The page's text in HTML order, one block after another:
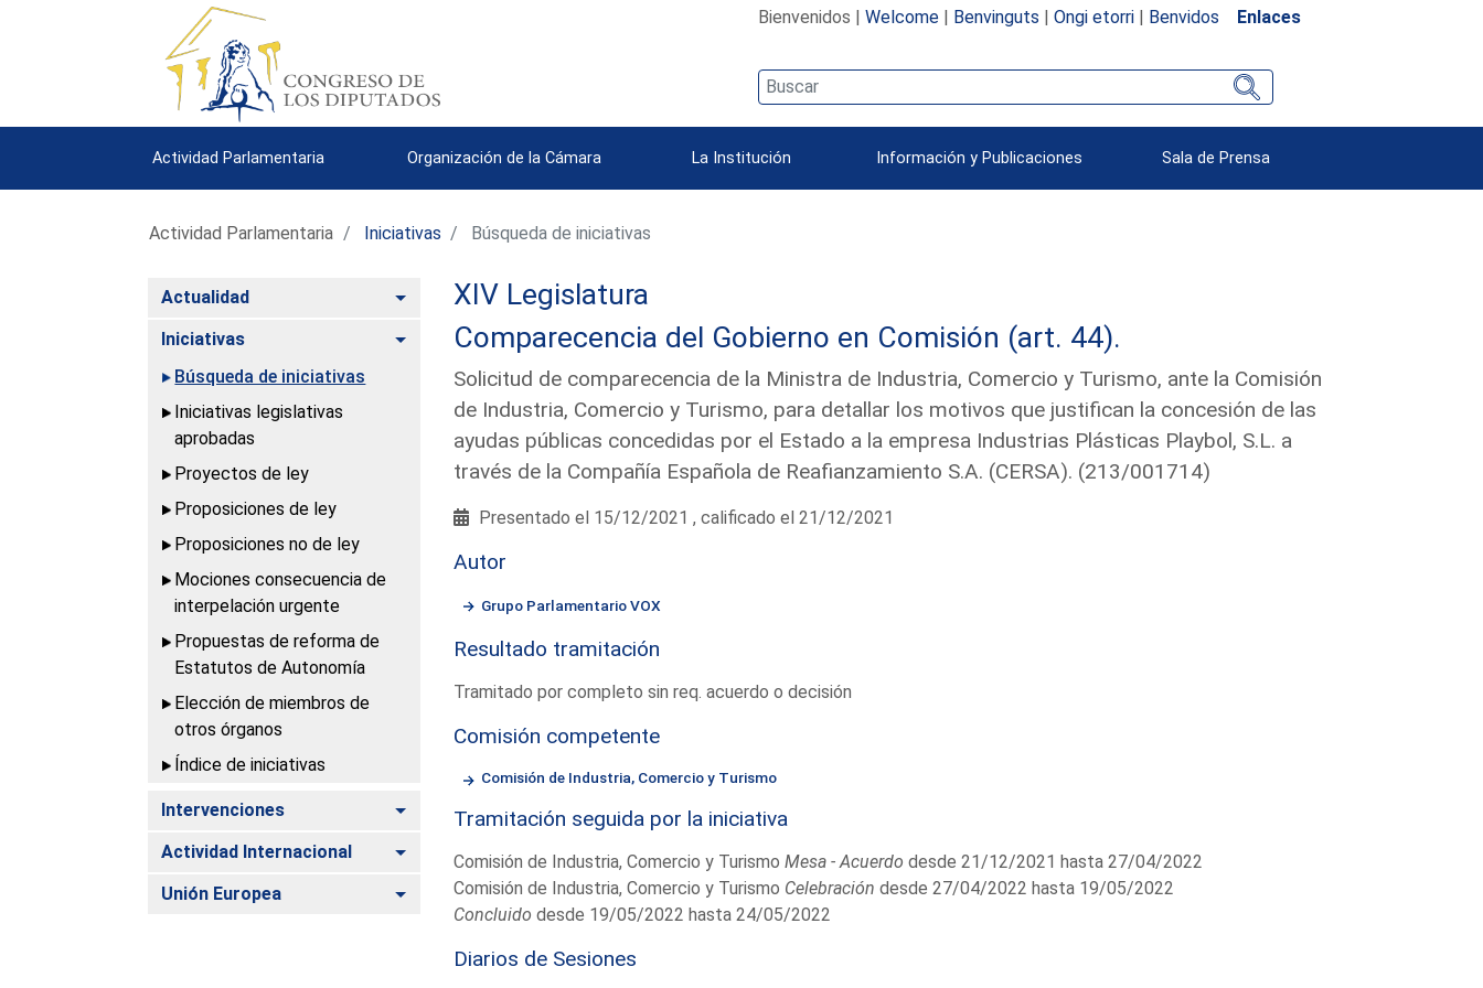
Bienvenidos | Welcome| Benvinguts | Ongi etorri| Benvidos Enlaces
Actividad Parlamentaria Organización de la Cámara La Institución Información y Publicaciones Sala de Prensa
Actividad Parlamentaria Iniciativas Búsqueda de iniciativas
Actualidad Alternar
Iniciativas
Alternar
Búsqueda de iniciativas
Iniciativas legislativas
aprobadas
Proyectos de ley
Proposiciones de ley
Proposiciones no de ley
Mociones consecuencia de
interpelación urgente
Propuestas de reforma de
Estatutos de Autonomía
Elección de miembros de
otros órganos
Índice de iniciativas
Intervenciones Alternar
Actividad Internacional Alternar
Unión Europea Alternar
XIV Legislatura
Comparecencia del Gobierno en Comisión (art. 44).
Solicitud de comparecencia de la Ministra de Industria, Comercio y Turismo, ante la Comisión
de Industria, Comercio y Turismo, para detallar los motivos que justifican la concesión de las
ayudas públicas concedidas por el Estado a la empresa Industrias Plásticas Playbol, S.L. a
través de la Compañía Española de Reafianzamiento S.A. (CERSA). (213/001714)
Presentado el 15/12/2021 , calificado el 21/12/2021
Autor
Grupo Parlamentario VOX
Resultado tramitación
Tramitado por completo sin req. acuerdo o decisión
Comisión competente
Comisión de Industria, Comercio y Turismo
Tramitación seguida por la iniciativa
Comisión de Industria, Comercio y Turismo Mesa - Acuerdo desde 21/12/2021 hasta 27/04/2022
Comisión de Industria, Comercio y Turismo Celebración desde 27/04/2022 hasta 19/05/2022
Concluido desde 19/05/2022 hasta 24/05/2022
Diarios de Sesiones